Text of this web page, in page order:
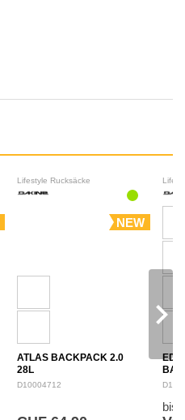
Lifestyle Rucksäcke
NEW
ATLAS BACKPACK 2.0
28L
D10004712
bis
navigate_next